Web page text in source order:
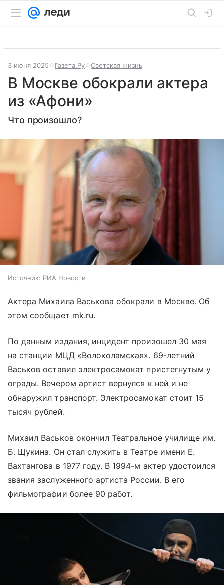
3 июня 2025 Газета.Ру Светская жизнь
В Москве обокрали актера
из «Афони»
Что произошло?
Источник: РИА Новости
Актера Михаила Васькова обокрали в Москве. Об
этом сообщает mk.ru.
По данным издания, инцидент произошел 30 мая
на станции МЦД «Волоколамская». 69-летний
Васьков оставил электросамокат пристегнутым у
ограды. Вечером артист вернулся к ней и не
обнаружил транспорт. Электросамокат стоит 15
тысяч рублей.
Михаил Васьков окончил Театральное училище им.
Б. Щукина. Он стал служить в Театре имени Е.
Вахтангова в 1977 году. В 1994-м актер удостоился
звания заслуженного артиста России. В его
фильмографии более 90 работ.